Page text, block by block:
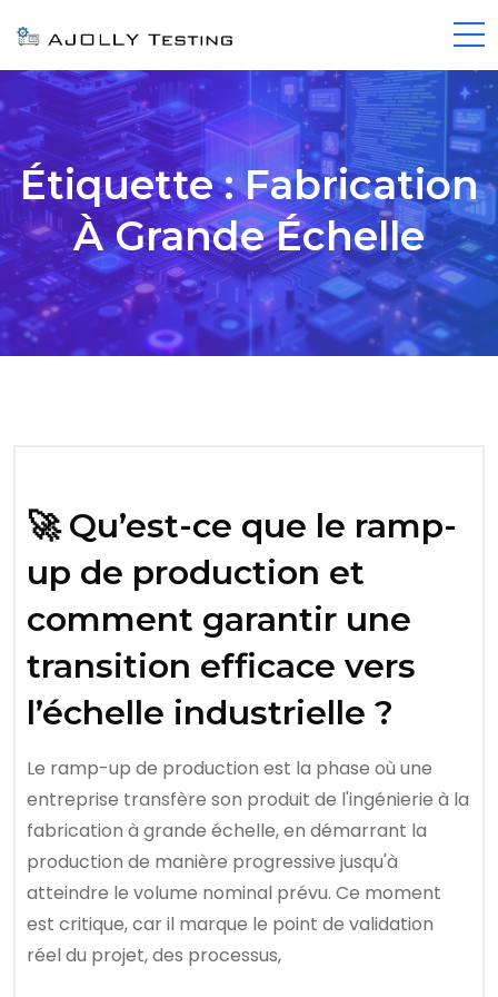
Étiquette :Fabrication
À Grande Échelle
🚀 Qu’est-ce que le ramp-
up de production et
comment garantir une
transition efficace vers
l’échelle industrielle ?
Le ramp-up de production est la phase où une
entreprise transfère son produit de l'ingénierie à la
fabrication à grande échelle, en démarrant la
production de manière progressive jusqu'à
atteindre le volume nominal prévu. Ce moment
est critique, car il marque le point de validation
réel du projet, des processus,